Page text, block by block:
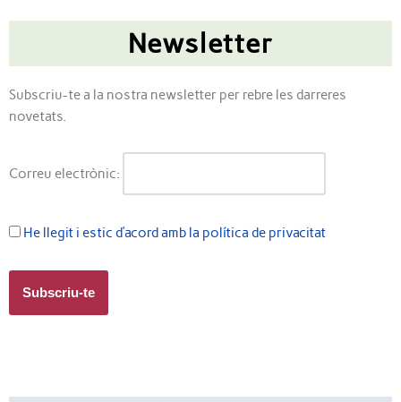
Newsletter
Subscriu-te a la nostra newsletter per rebre les darreres
novetats.
Correu electrònic:
He llegit i estic d’acord amb la política de privacitat